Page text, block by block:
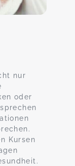
nur
oder
Kursen